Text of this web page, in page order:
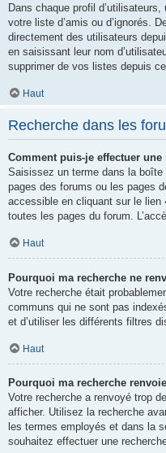
Dans chaque profil
votre liste d’amis ou d’ignorés.
directement des utilisateurs
en saisissant leur nom
supprimer de vos listes depuis
Haut
Recherche dans les
Comment puis-je effectuer
Saisissez un terme dans la boîte
pages des forums ou les pages
accessible en cliquant sur le lien
toutes les pages du forum.
Haut
Pourquoi ma recherche ne
Votre recherche était
communs qui ne sont pas
et d’utiliser les différents filtres
Haut
Pourquoi ma recherche
Votre recherche a renvoyé trop
afficher. Utilisez la recherche
les termes employés et dans la
souhaitez effectuer une